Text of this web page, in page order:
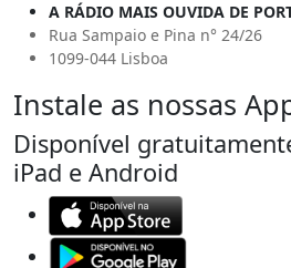
A RÁDIO MAIS OUVIDA DE
Rua Sampaio e Pina n° 24/26
1099-044 Lisboa
Instale as nossas
Disponível
iPad e Android